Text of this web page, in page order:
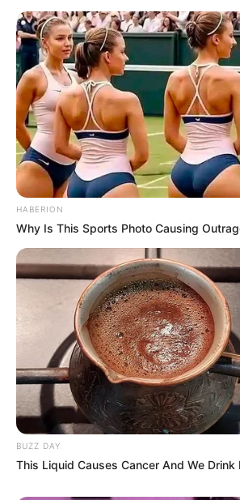
HABERION
Why Is This Sports Photo Causing
BUZZ DAY
This Liquid Causes Cancer And We Drink